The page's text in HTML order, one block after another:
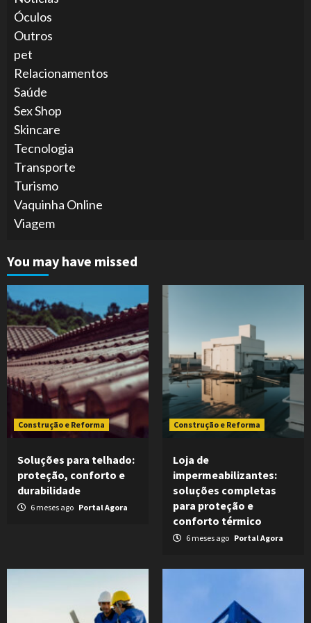
Óculos
Outros
pet
Relacionamentos
Saúde
Sex Shop
Skincare
Tecnologia
Transporte
Turismo
Vaquinha Online
Viagem
You may have missed
Construção e Reforma
Soluções para telhado:
proteção, conforto e
durabilidade
6 meses ago Portal Agora
Construção e Reforma
Loja de
impermeabilizantes:
soluções completas
para proteção e
conforto térmico
6 meses ago Portal Agora